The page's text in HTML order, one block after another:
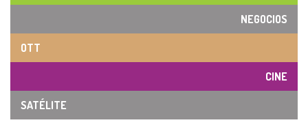
NEGOCIOS
OTT
CINE
SATÉLITE